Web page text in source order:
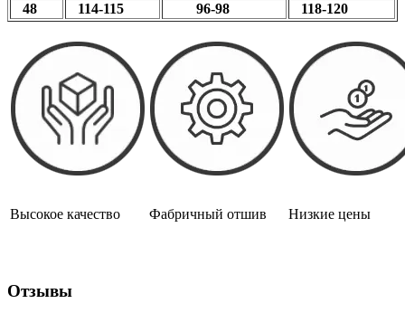
48
114-115 96-98 118-120
Высокое качество Фабричный отшив Низкие цены
Отзывы